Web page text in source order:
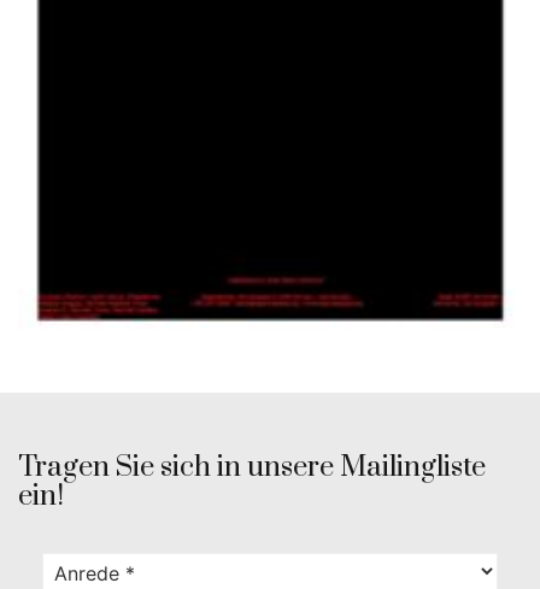
Tragen Sie sich in unsere Mailingliste
ein!